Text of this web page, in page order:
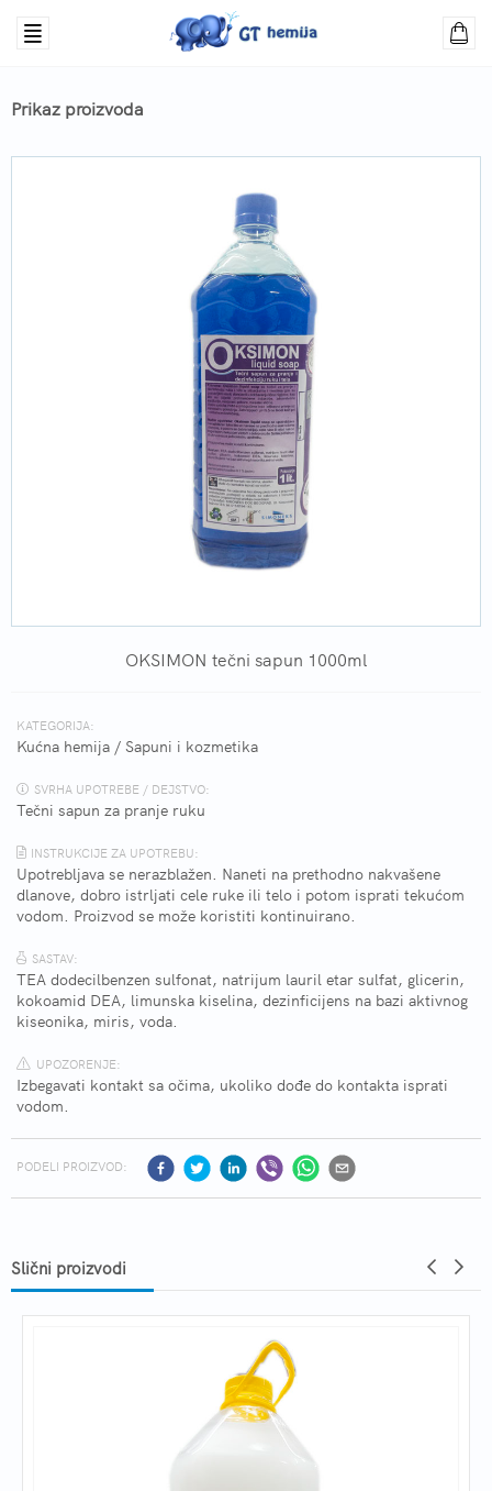
Prikaz proizvoda
OKSIMON tečni sapun 1000ml
KATEGORIJA:
Kućna hemija / Sapuni i kozmetika
SVRHA UPOTREBE / DEJSTVO:
Tečni sapun za pranje ruku
INSTRUKCIJE ZA UPOTREBU:
Upotrebljava se nerazblažen. Naneti na prethodno nakvašene
dlanove, dobro istrljati cele ruke ili telo i potom isprati tekućom
vodom. Proizvod se može koristiti kontinuirano.
SASTAV:
TEA dodecilbenzen sulfonat, natrijum lauril etar sulfat, glicerin,
kokoamid DEA, limunska kiselina, dezinficijens na bazi aktivnog
kiseonika, miris, voda.
UPOZORENJE:
Izbegavati kontakt sa očima, ukoliko dođe do kontakta isprati
vodom.
PODELI PROIZVOD:
Slični proizvodi